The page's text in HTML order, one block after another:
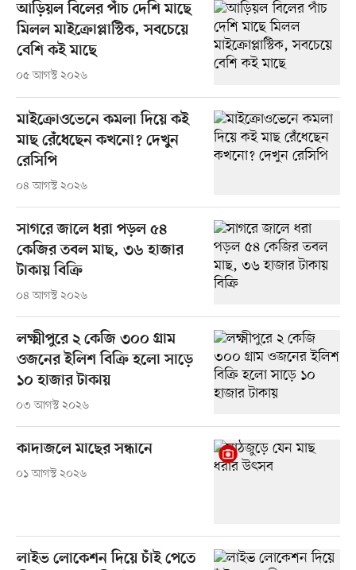
আড়িয়ল বিলের পাঁচ দেশি মাছে
মিলল মাইক্রোপ্লাস্টিক, সবচেয়ে
বেশি কই মাছে
০৫ আগস্ট ২০২৬
মাইক্রোওভেনে কমলা দিয়ে কই
মাছ রেঁধেছেন কখনো? দেখুন
রেসিপি
০৪ আগস্ট ২০২৬
সাগরে জালে ধরা পড়ল ৫৪
কেজির তবল মাছ, ৩৬ হাজার
টাকায় বিক্রি
০৪ আগস্ট ২০২৬
লক্ষ্মীপুরে ২ কেজি ৩০০ গ্রাম
ওজনের ইলিশ বিক্রি হলো সাড়ে
১০ হাজার টাকায়
০৩ আগস্ট ২০২৬
কাদাজলে মাছের সন্ধানে
০১ আগস্ট ২০২৬
লাইভ লোকেশন দিয়ে চাঁই পেতে